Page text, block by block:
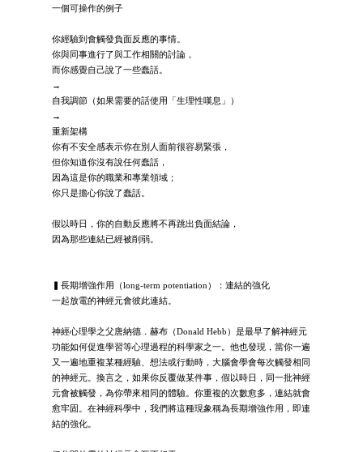
一個可操作的例子
你經驗到會觸發負面反應的事情。
你與同事進行了與工作相關的討論，
而你感覺自己說了一些蠢話。
→
自我調節（如果需要的話使用「生理性嘆息」）
→
重新架構
你有不安全感表示你在別人面前很容易緊張，
但你知道你沒有說任何蠢話，
因為這是你的職業和專業領域；
你只是擔心你說了蠢話。
假以時日，你的自動反應將不再跳出負面結論，
因為那些連結已經被削弱。
▍長期增強作用（long-term potentiation）：連結的強化
一起放電的神經元會彼此連結。
神經心理學之父唐納德．赫布（Donald Hebb）是最早了解神經元
功能如何促進學習等心理過程的科學家之一。他也發現，當你一遍
又一遍地重複某種經驗、想法或行動時，大腦會學會每次觸發相同
的神經元。換言之，如果你反覆做某件事，假以時日，同一批神經
元會被觸發，為你帶來相同的體驗。你重複的次數愈多，連結就會
愈牢固。在神經科學中，我們將這種現象稱為長期增強作用，即連
結的強化。